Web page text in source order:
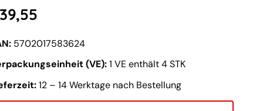
5702017583624
(VE):1 VE enthält 4 STK
12 – 14 Werktage nach Bestellung